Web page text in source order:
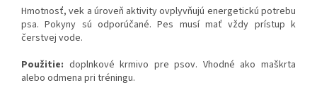
Hmotnosť, vek a úroveň aktivity ovplyvňujú energetickú potrebu
psa. Pokyny sú odporúčané. Pes musí mať vždy prístup k
čerstvej vode.
Použitie: doplnkové krmivo pre psov. Vhodné ako maškrta
alebo odmena pri tréningu.